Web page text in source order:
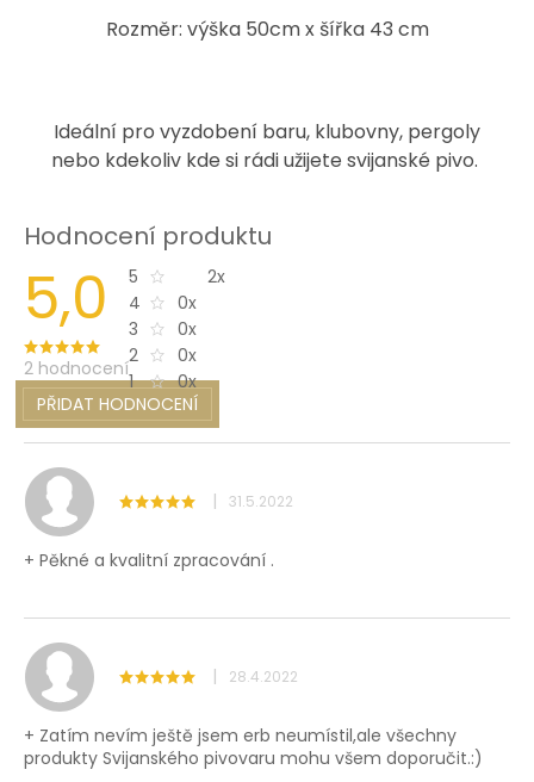
Rozměr: výška 50cm x šířka 43 cm
Ideální pro vyzdobení baru, klubovny, pergoly
nebo kdekoliv kde si rádi užijete svijanské pivo.
Hodnocení produktu
5,0
2 hodnocení
5
2x
4
0x
3
0x
2
0x
1
0x
PŘIDAT HODNOCENÍ
V
ý
p
i
s
o
n
c
e
n
í
| 31.5.2022
+ Pěkné a kvalitní zpracování .
| 28.4.2022
+ Zatím nevím ještě jsem erb neumístil,ale všechny
produkty Svijanského pivovaru mohu všem doporučit.:)